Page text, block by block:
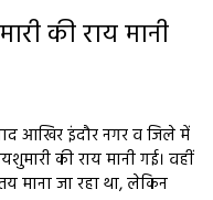
की राय मानी
आखिर इंदौर नगर व जिले में
की राय मानी गई। वहीं
माना जा रहा था, लेकिन